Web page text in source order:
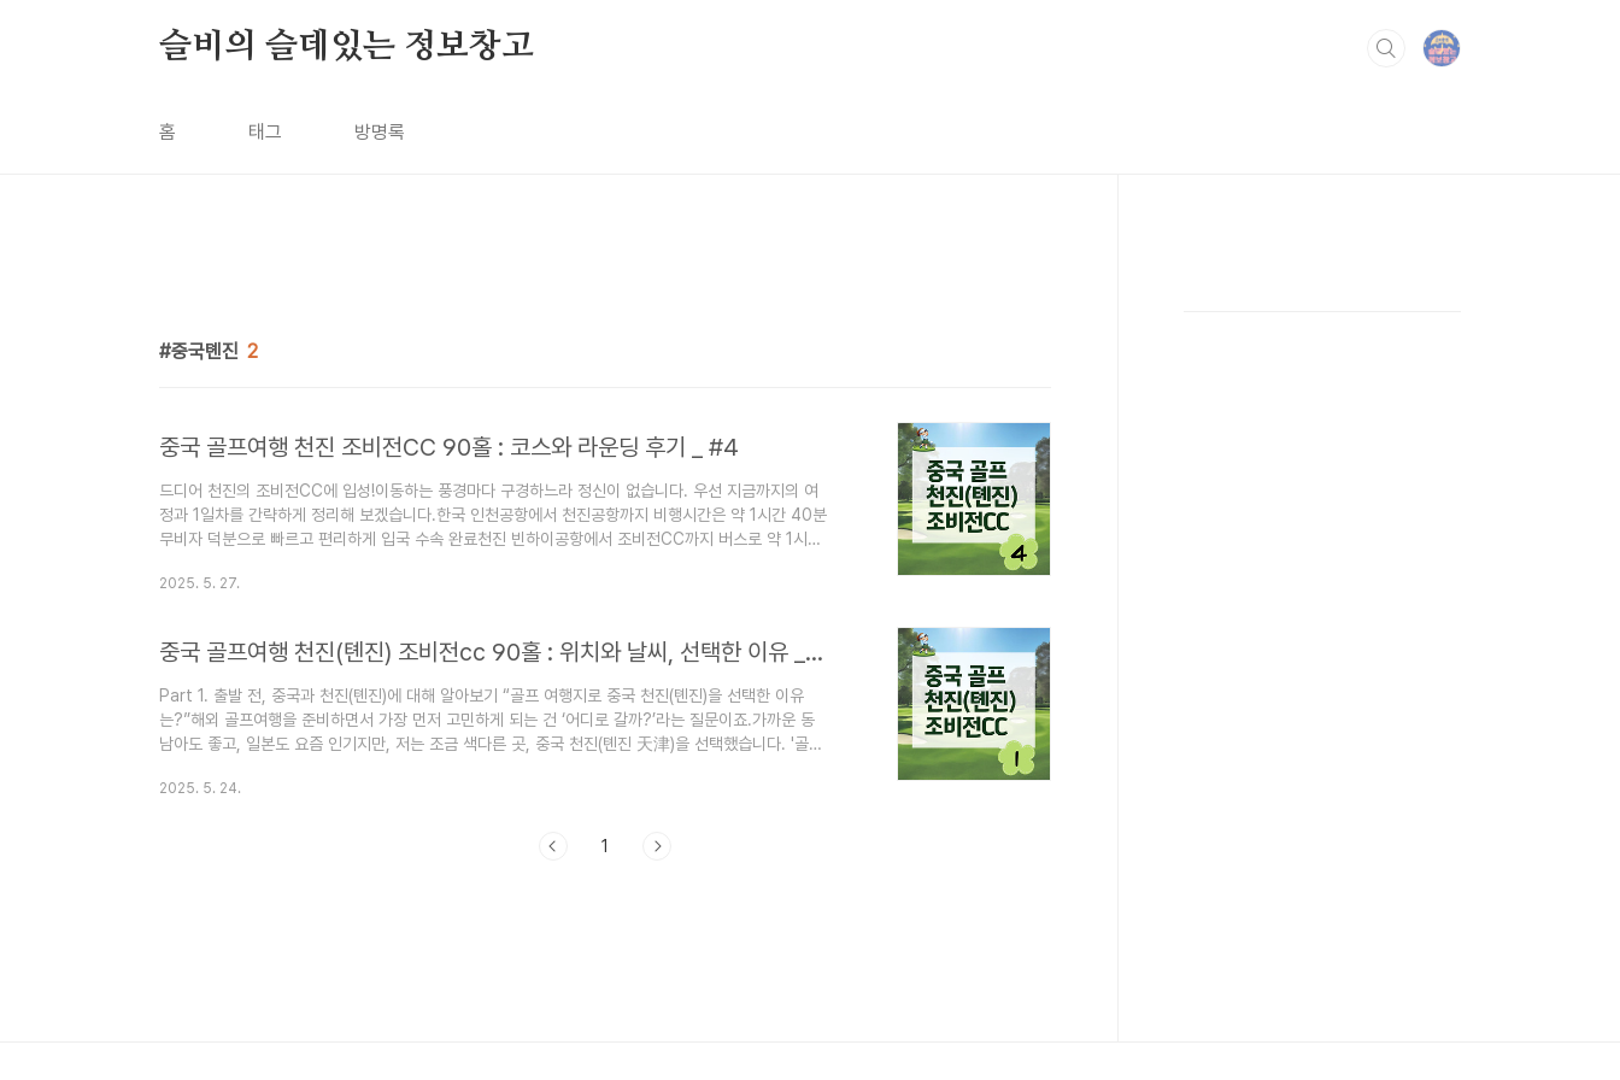
슬비의 슬데있는 정보창고
홈 태그 방명록
중국톈진 2
중국 골프여행 천진 조비전CC 90홀 : 코스와 라운딩 후기 _ #4
드디어 천진의 조비전CC에 입성!이동하는 풍경마다 구경하느라 정신이 없습니다. 우선 지금까지의 여
정과 1일차를 간략하게 정리해 보겠습니다.한국 인천공항에서 천진공항까지 비행시간은 약 1시간 40분
무비자 덕분으로 빠르고 편리하게 입국 수속 완료천진 빈하이공항에서 조비전CC까지 버스로 약 1시간
이 바로 플레이 가능 그럼 본격적인 조비전CC의 90홀 라운딩을 소개해볼게요! 1. 1일차, 숙소 도착 후
2025. 5. 27.
중국 골프여행 천진(톈진) 조비전cc 90홀 : 위치와 날씨, 선택한 이유 _ #1
Part 1. 출발 전, 중국과 천진(톈진)에 대해 알아보기 “골프 여행지로 중국 천진(톈진)을 선택한 이유
는?”해외 골프여행을 준비하면서 가장 먼저 고민하게 되는 건 ‘어디로 갈까?’라는 질문이죠.가까운 동
남아도 좋고, 일본도 요즘 인기지만, 저는 조금 색다른 곳, 중국 천진(톈진 天津)을 선택했습니다. '골프
여러분께 미리 풀어드릴게요. * 중국 천진 골프여행 _ 조비전CC에 대한 이야기는 총 6개의 파트로 나
어디에 있는 어떤 곳일까? 천진(톈진)은 중국 북부에 위치한 항구도시로, 수도 베이징..
2025. 5. 24.
1